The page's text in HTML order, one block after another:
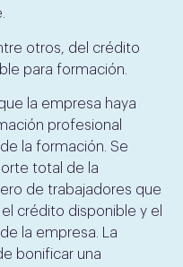
otros, del crédito
para formación.
la empresa haya
profesional
la formación. Se
total de la
de trabajadores que
crédito disponible y el
la empresa. La
bonificar una